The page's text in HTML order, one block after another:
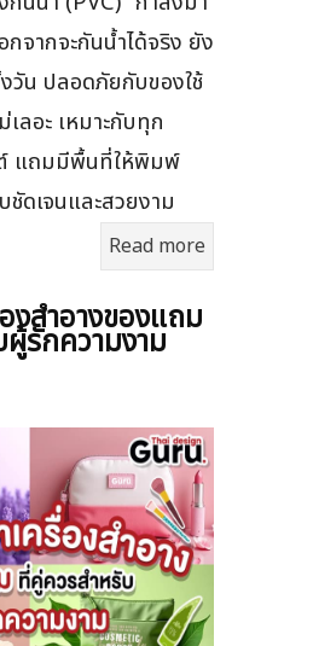
กจากจะกันน้ำได้จริง ยัง
วัน ปลอดภัยกับของใช้
ลอะ เหมาะกับทุก
แถมมีพื้นที่ให้พิมพ์
ชัดเจนและสวยงาม
Read more
งสําอางของแถม
รักความงาม